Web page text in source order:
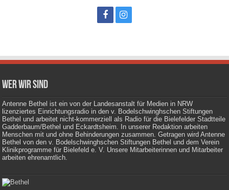
Wer wir sind
Antenne Bethel ist ein von der Landesanstalt für Medien in NRW
lizenziertes Einrichtungsradio in den v. Bodelschwinghschen Stiftungen
Bethel und arbeitet nicht-kommerziell als Radio für die Bielefelder Stadtteile
Gadderbaum/Bethel und Eckardtsheim. In unserer Redaktion arbeiten
Menschen mit und ohne Behinderungen zusammen. Getragen wird Antenne
Bethel von den v. Bodelschwinghschen Stiftungen Bethel und dem Verein
Klinikprogramme für Bielefeld e. V. Unsere Mitarbeiterinnen und Mitarbeiter
arbeiten ehrenamtlich.